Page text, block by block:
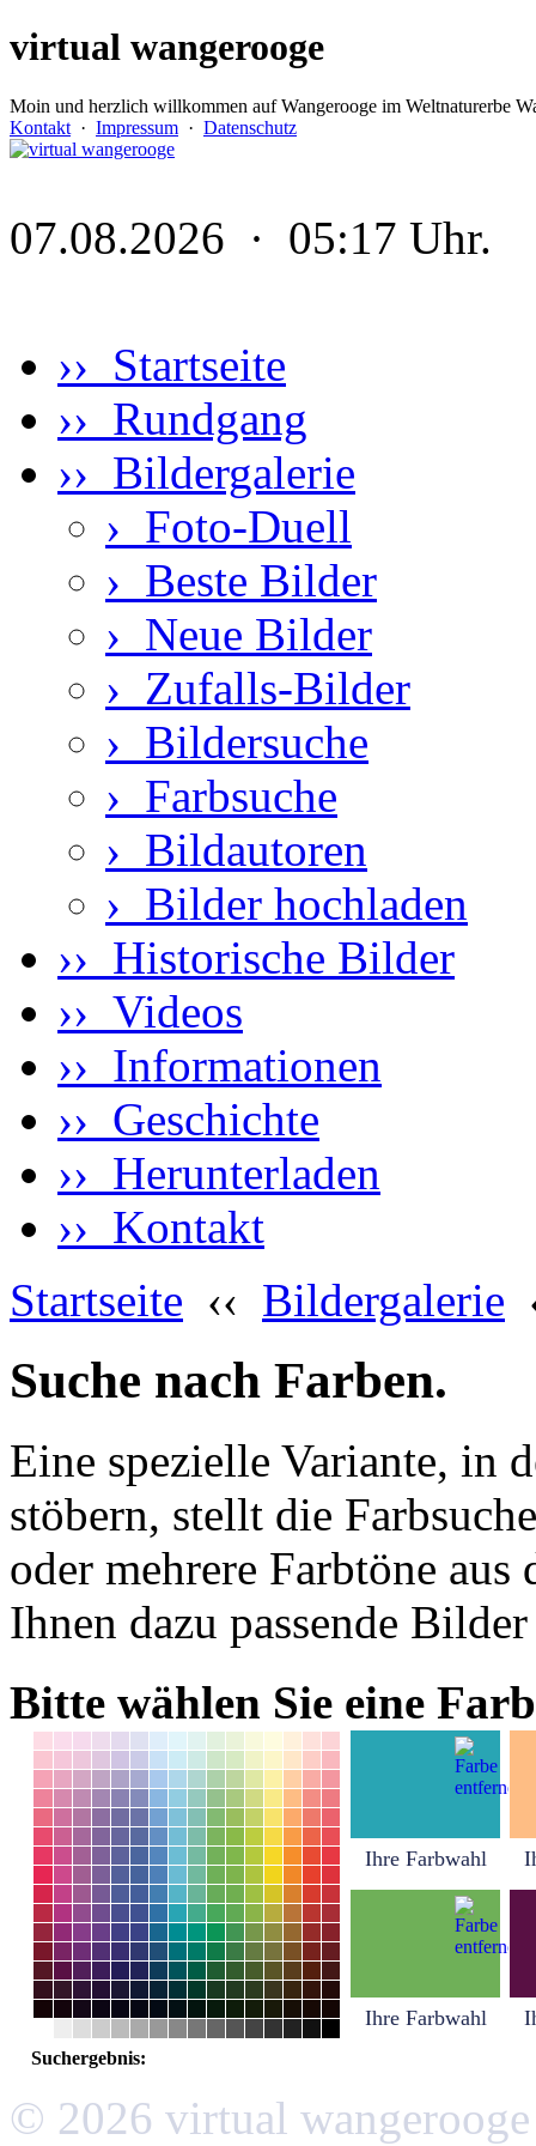
virtual wangerooge
Moin und herzlich willkommen auf Wangerooge im Weltnaturerbe
Kontakt · Impressum · Datenschutz
07.08.2026 · 05:17 Uhr.
›› Startseite
›› Rundgang
›› Bildergalerie
› Foto-Duell
› Beste Bilder
› Neue Bilder
› Zufalls-Bilder
› Bildersuche
› Farbsuche
› Bildautoren
› Bilder hochladen
›› Historische Bilder
›› Videos
›› Informationen
›› Geschichte
›› Herunterladen
›› Kontakt
Startseite ‹‹ Bildergalerie
Suche nach Farben.
Eine spezielle Variante, in
stöbern, stellt die
oder mehrere Farbtöne
Ihnen dazu passende
Bitte wählen Sie eine
Ihre Farbwahl
Ihre Farbwahl
Suchergebnis:
© 2026 virtual wangerooge